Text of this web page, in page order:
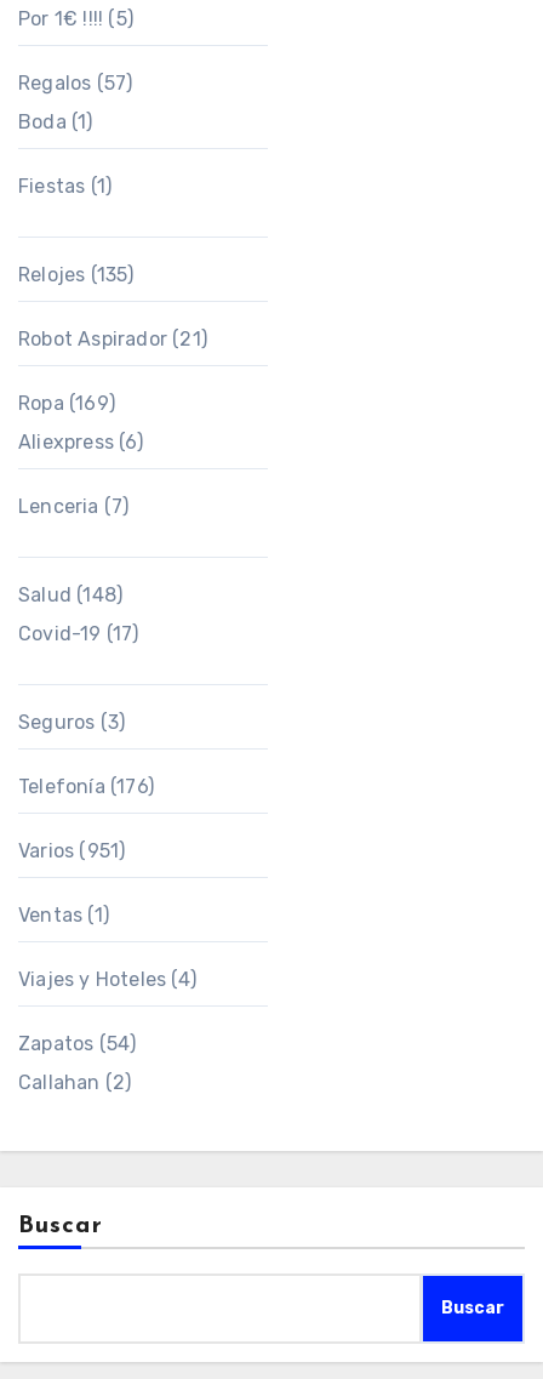
Por 1€ !!!! (5)
Regalos (57)
Boda (1)
Fiestas (1)
Relojes (135)
Robot Aspirador (21)
Ropa (169)
Aliexpress (6)
Lenceria (7)
Salud (148)
Covid-19 (17)
Seguros (3)
Telefonía (176)
Varios (951)
Ventas (1)
Viajes y Hoteles (4)
Zapatos (54)
Callahan (2)
Buscar
Buscar